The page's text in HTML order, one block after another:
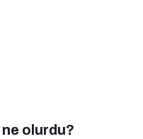
ne olurdu?